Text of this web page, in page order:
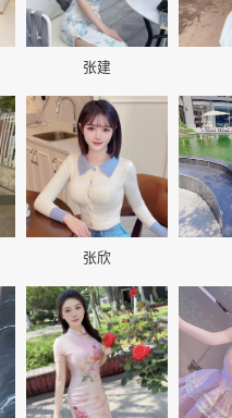
张建
📷
张欣
📷
📷 📷